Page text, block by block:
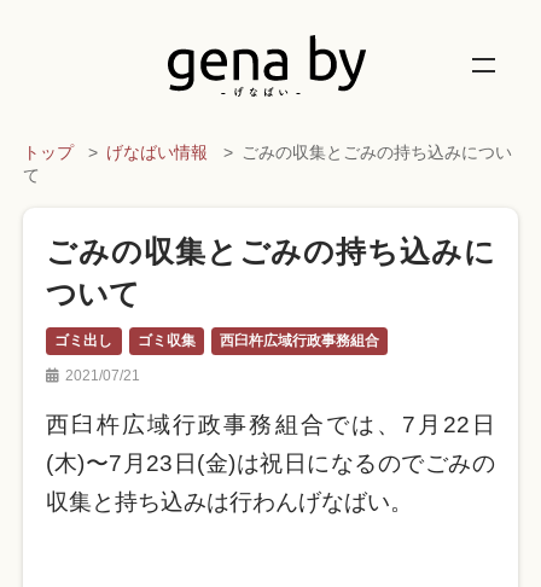
トップ げなばい情報
ごみの収集とごみの持ち込みについ
て
ごみの収集とごみの持ち込みに
ついて
ゴミ出し ゴミ収集 西臼杵広域行政事務組合
2021/07/21
西臼杵広域行政事務組合では、7月22日
(木)〜7月23日(金)は祝日になるのでごみの
収集と持ち込みは行わんげなばい。